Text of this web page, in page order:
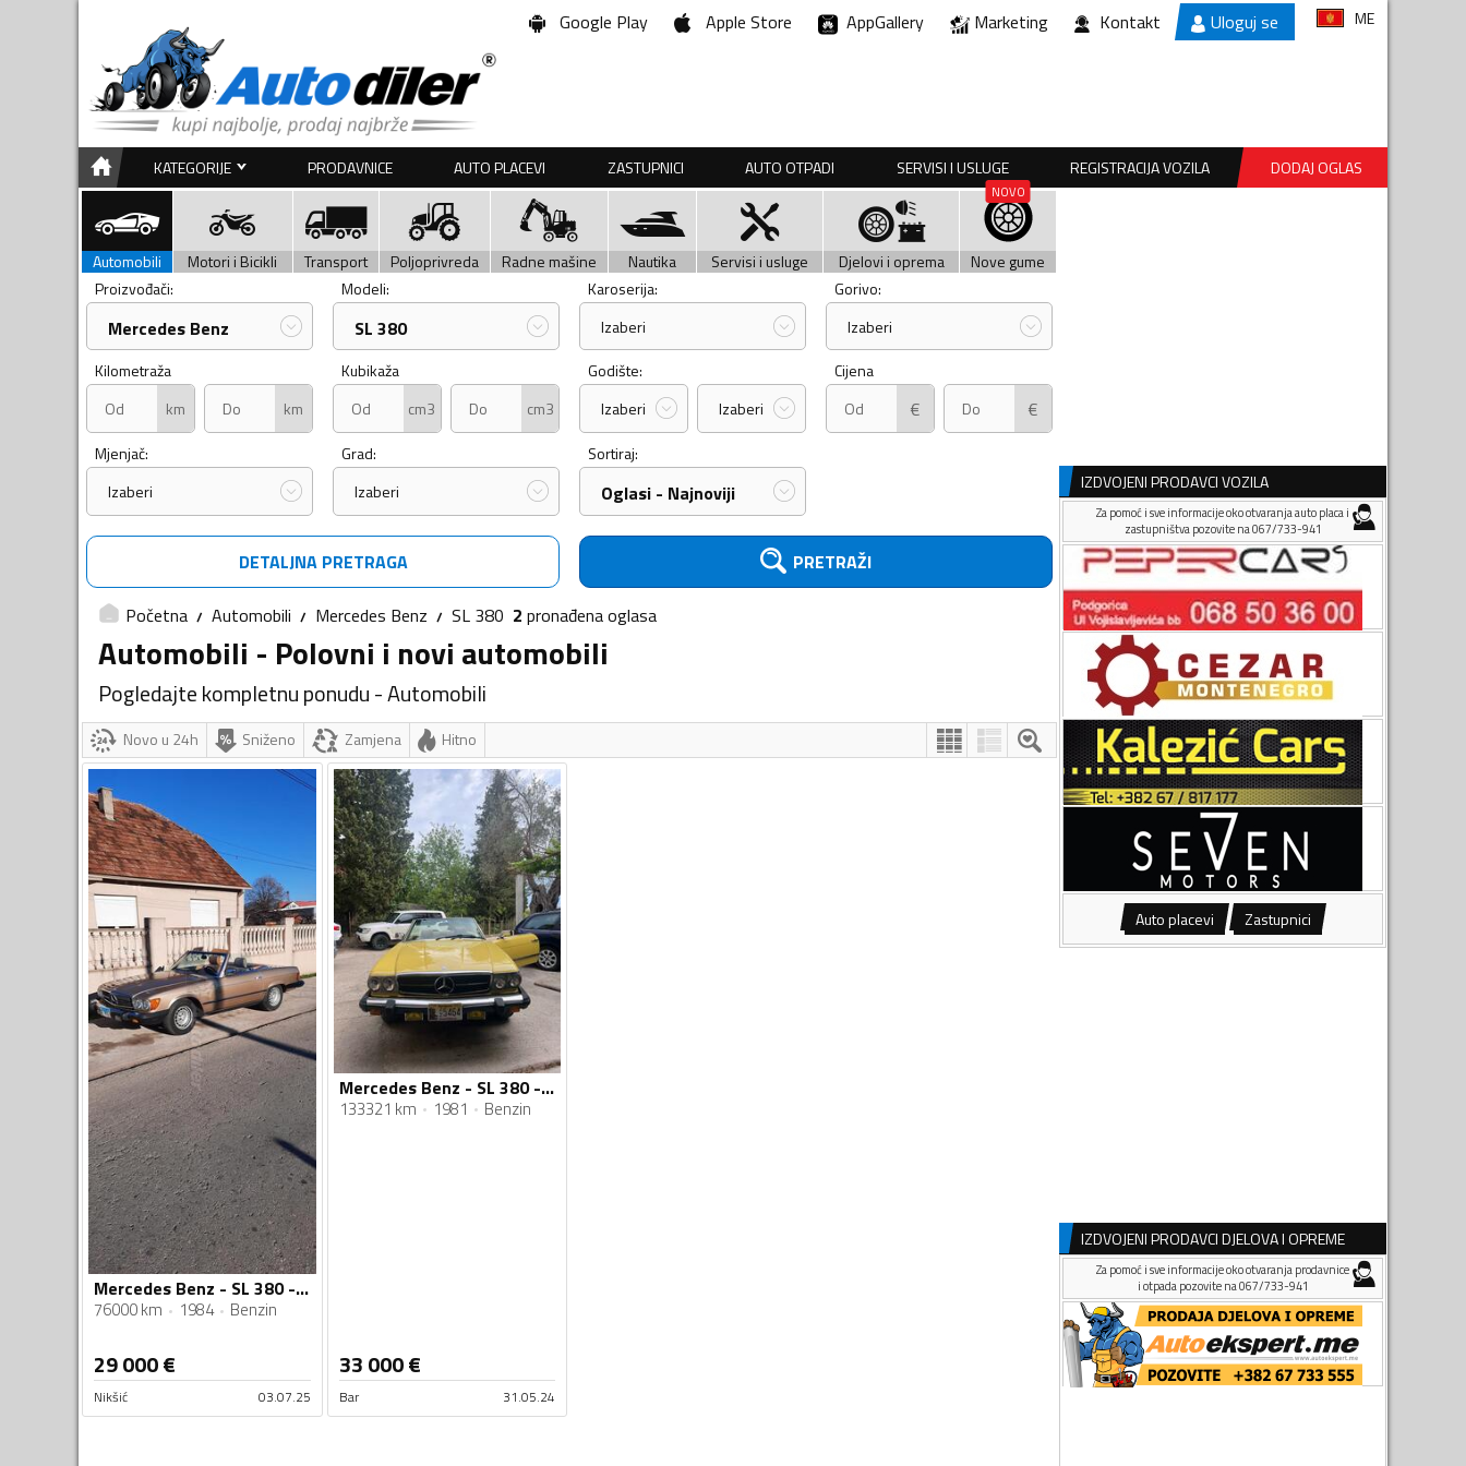
Google Play Apple Store AppGallery Marketing Kontakt Uloguj se ME
KATEGORIJE PRODAVNICE AUTO PLACEVI ZASTUPNICI AUTO OTPADI SERVISI I USLUGE REGISTRACIJA VOZILA DODAJ OGLAS
Automobili Motori i Bicikli Transport Poljoprivreda Radne mašine Nautika Servisi i usluge Djelovi i oprema
Nove gume
Proizvođači:
Mercedes Benz
Modeli:
SL 380
Karoserija:
Izaberi
Gorivo:
Izaberi
Kilometraža
km
km
Kubikaža
cm3
cm3
Godište:
Izaberi
Izaberi
Cijena
€ €
Mjenjač:
Izaberi
Grad:
Izaberi
Sortiraj:
Oglasi - Najnoviji
DETALJNA PRETRAGA PRETRAŽI
Početna Automobili Mercedes Benz SL 380 2 pronađenaoglasa
Automobili - Polovni i novi automobili
Pogledajte kompletnu ponudu - Automobili
Novo u 24h Sniženo Zamjena Hitno
Mercedes Benz - SL 380 - 380 sl
76000 km 1984 Benzin
29 000€
Nikšić 03.07.25
Mercedes Benz - SL 380 - 3.8
133321 km 1981 Benzin
33 000€
Bar 31.05.24
IZDVOJENI PRODAVCI VOZILA
Za pomoć i sve informacije oko otvaranja auto placa i
zastupništva pozovite na 067/733-941
Auto placevi Zastupnici
IZDVOJENI PRODAVCI DJELOVA I OPREME
Za pomoć i sve informacije oko otvaranja prodavnice
i otpada pozovite na 067/733-941